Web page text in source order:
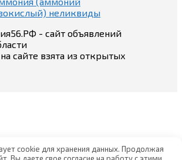
неликвиды
- сайт объявлений
сайте взята из открытых
cookie для хранения данных. Продолжая